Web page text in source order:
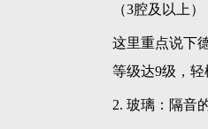
（3腔及以上
这里重点说下
等级达9级，轻
2. 玻璃：隔音